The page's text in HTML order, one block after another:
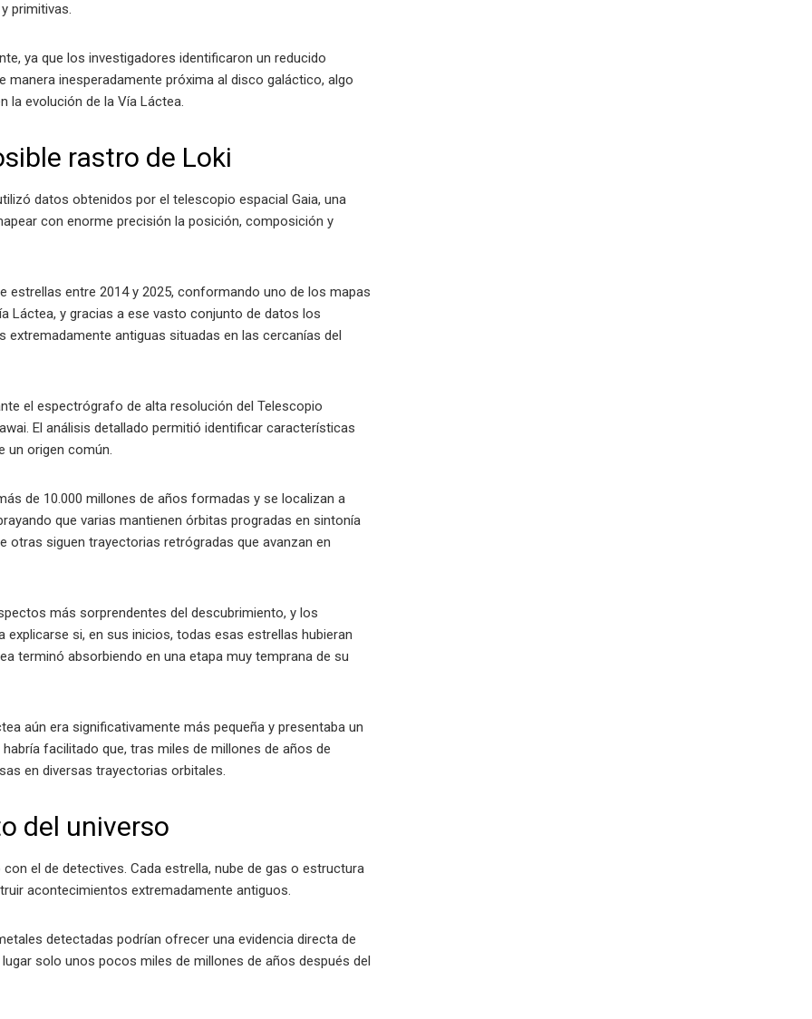
primitivas.
ya que los investigadores identificaron un reducido
inesperadamente próxima al disco galáctico, algo
la evolución de la Vía Láctea.
rastro de Loki
datos obtenidos por el telescopio espacial Gaia, una
con enorme precisión la posición, composición y
estrellas entre 2014 y 2025, conformando uno de los mapas
Láctea, y gracias a ese vasto conjunto de datos los
antiguas situadas en las cercanías del
el espectrógrafo de alta resolución del Telescopio
El análisis detallado permitió identificar características
un origen común.
de 10.000 millones de años formadas y se localizan a
que varias mantienen órbitas progradas en sintonía
otras siguen trayectorias retrógradas que avanzan en
más sorprendentes del descubrimiento, y los
si, en sus inicios, todas esas estrellas hubieran
terminó absorbiendo en una etapa muy temprana de su
aún era significativamente más pequeña y presentaba un
facilitado que, tras miles de millones de años de
en diversas trayectorias orbitales.
del universo
el de detectives. Cada estrella, nube de gas o estructura
acontecimientos extremadamente antiguos.
detectadas podrían ofrecer una evidencia directa de
solo unos pocos miles de millones de años después del